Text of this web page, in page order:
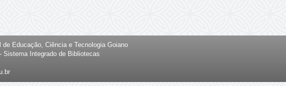
de Educação, Ciência e Tecnologia Goiano
Sistema Integrado de Bibliotecas